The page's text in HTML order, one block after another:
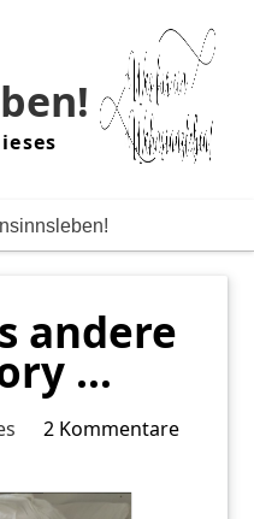
andere
…
2 Kommentare